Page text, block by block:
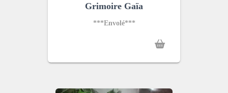
Grimoire Gaïa
***Envolé***